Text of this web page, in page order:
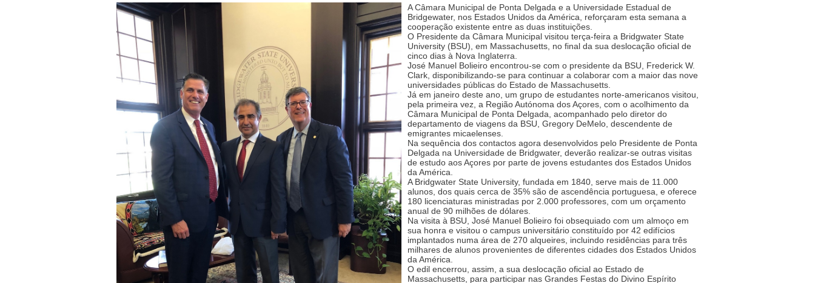
A Câmara Municipal de Ponta Delgada e a Universidade Estadual de
Bridgewater, nos Estados Unidos da América, reforçaram esta semana a
cooperação existente entre as duas instituições.
O Presidente da Câmara Municipal visitou terça-feira a Bridgwater State
University (BSU), em Massachusetts, no final da sua deslocação oficial de
cinco dias à Nova Inglaterra.
José Manuel Bolieiro encontrou-se com o presidente da BSU, Frederick W.
Clark, disponibilizando-se para continuar a colaborar com a maior das nove
universidades públicas do Estado de Massachusetts.
Já em janeiro deste ano, um grupo de estudantes norte-americanos visitou,
pela primeira vez, a Região Autónoma dos Açores, com o acolhimento da
Câmara Municipal de Ponta Delgada, acompanhado pelo diretor do
departamento de viagens da BSU, Gregory DeMelo, descendente de
emigrantes micaelenses.
Na sequência dos contactos agora desenvolvidos pelo Presidente de Ponta
Delgada na Universidade de Bridgwater, deverão realizar-se outras visitas
de estudo aos Açores por parte de jovens estudantes dos Estados Unidos
da América.
A Bridgwater State University, fundada em 1840, serve mais de 11.000
alunos, dos quais cerca de 35% são de ascendência portuguesa, e oferece
180 licenciaturas ministradas por 2.000 professores, com um orçamento
anual de 90 milhões de dólares.
Na visita à BSU, José Manuel Bolieiro foi obsequiado com um almoço em
sua honra e visitou o campus universitário constituído por 42 edifícios
implantados numa área de 270 alqueires, incluindo residências para três
milhares de alunos provenientes de diferentes cidades dos Estados Unidos
da América.
O edil encerrou, assim, a sua deslocação oficial ao Estado de
Massachusetts, para participar nas Grandes Festas do Divino Espírito